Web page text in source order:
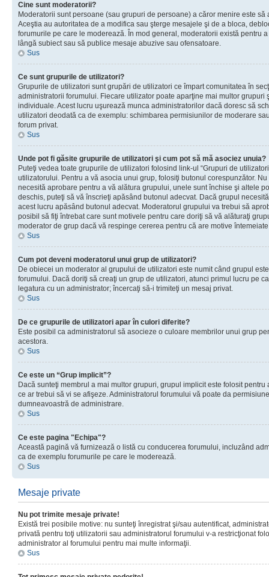
Cine sunt moderatorii?
Moderatorii sunt persoane (sau grupuri de persoane) a căror menire este
Aceştia au autoritatea de a modifica sau şterge mesajele şi de a bloca,
forumurile pe care le moderează. În mod general, moderatorii există pentru
lângă subiect sau să publice mesaje abuzive sau ofensatoare.
Sus
Ce sunt grupurile de utilizatori?
Grupurile de utilizatori sunt grupări de utilizatori ce împart comunitatea în
administratorii forumului. Fiecare utilizator poate aparţine mai multor grupuri
individuale. Acest lucru uşurează munca administratorilor dacă doresc să
utilizatori deodată ca de exemplu: schimbarea permisiunilor de moderare
forum privat.
Sus
Unde pot fi găsite grupurile de utilizatori şi cum pot să mă asociez unuia?
Puteţi vedea toate grupurile de utilizatori folosind link-ul “Grupuri de
utilizatorului. Pentru a vă asocia unui grup, folosiţi butonul corespunzător.
necesită aprobare pentru a vă alătura grupului, unele sunt închise şi altele
deschis, puteţi să vă înscrieţi apăsând butonul adecvat. Dacă grupul
acest lucru apăsând butonul adecvat. Moderatorul grupului va trebui să
posibil să fiţi întrebat care sunt motivele pentru care doriţi să vă alăturaţi
moderator de grup dacă vă respinge cererea pentru că are motive
Sus
Cum pot deveni moderatorul unui grup de utilizatori?
De obiecei un moderator al grupului de utilizatori este numit când grupul
forumului. Dacă doriţi să creaţi un grup de utilizatori, atunci primul lucru pe
legatura cu un administrator; încercaţi să-i trimiteţi un mesaj privat.
Sus
De ce grupurile de utilizatori apar în culori diferite?
Este posibil ca administratorul să asocieze o culoare membrilor unui grup
acestora.
Sus
Ce este un “Grup implicit”?
Dacă sunteţi membrul a mai multor grupuri, grupul implicit este folosit
ce ar trebui să vi se afişeze. Administratorul forumului vă poate da
dumneavoastră de administrare.
Sus
Ce este pagina "Echipa"?
Această pagină vă furnizează o listă cu conducerea forumului, incluzând
ca de exemplu forumurile pe care le moderează.
Sus
Mesaje private
Nu pot trimite mesaje private!
Există trei posibile motive: nu sunteţi înregistrat şi/sau autentificat,
privată pentru toţi utilizatorii sau administratorul forumului v-a restricţionat
administrator al forumului pentru mai multe informaţii.
Sus